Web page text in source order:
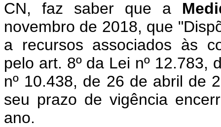
CN, faz saber que a
novembro de 2018, que
a recursos associados às
pelo art. 8º da Lei nº 12.783,
nº 10.438, de 26 de abril de
seu prazo de vigência
ano.